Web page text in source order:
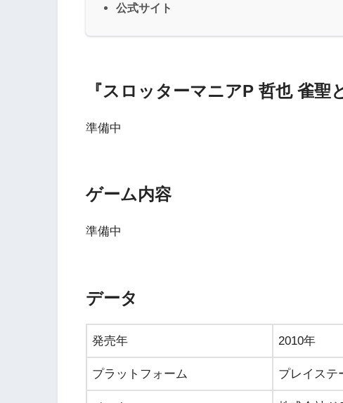
公式サイト
『スロッターマニアP 哲也 雀
準備中
ゲーム内容
準備中
データ
発売年 2010年
プラットフォーム プレイステ